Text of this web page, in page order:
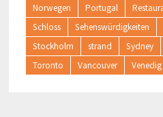
Norwegen
Portugal
Schloss
Sehenswürdigkeiten
Stockholm
strand Sydney
Toronto
Vancouver Venedig